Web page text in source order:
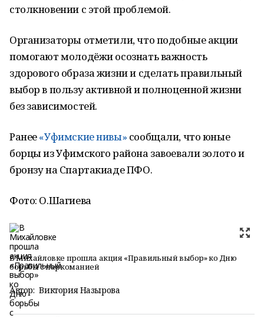
столкновении с этой проблемой.
Организаторы отметили, что подобные акции
помогают молодёжи осознать важность
здорового образа жизни и сделать правильный
выбор в пользу активной и полноценной жизни
без зависимостей.
Ранее«Уфимские нивы» сообщали, что юные
борцы из Уфимского района завоевали золото и
бронзу на Спартакиаде ПФО.
Фото: О.Шагиева
В Михайловке прошла акция «Правильный выбор» ко Дню
борьбы с наркоманией
Автор: Виктория Назырова